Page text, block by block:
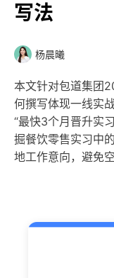
写法
杨晨曦
本文针对包道集团
何撰写体现一线实
“最快3个月晋升实
掘餐饮零售实习中
地工作意向，避免